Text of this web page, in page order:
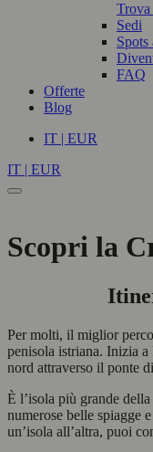
Trova
Sedi
Spots
FAQ
Offerte
Blog
IT | EUR
IT | EUR
Scopri la
Per molti, il miglior
penisola istriana. Inizia
nord attraverso il ponte
È l’isola più grande
numerose belle spiagge
un’isola all’altra, puoi